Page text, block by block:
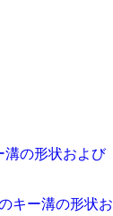
溝の形状および
キー溝の形状お